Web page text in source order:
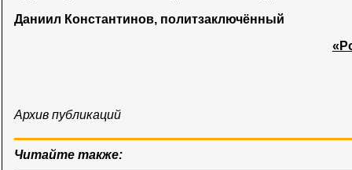
Даниил Константинов, политзаключённый
Архив публикаций
Читайте также: